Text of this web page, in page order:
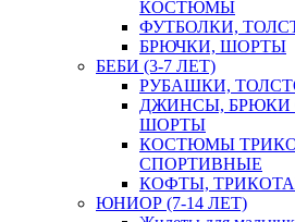
КОСТЮМЫ
ФУТБОЛКИ,
БРЮЧКИ, ШОРТЫ
БЕБИ (3-7 ЛЕТ)
РУБАШКИ,
ДЖИНСЫ, БРЮКИ
ШОРТЫ
КОСТЮМЫ
СПОРТИВНЫЕ
КОФТЫ,
ЮНИОР (7-14 ЛЕТ)